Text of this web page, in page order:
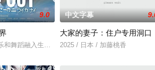
9.0
和舞蹈融入生活的冲绳。与母亲朱音、妹妹舞一
中文字幕
大家的妻子：住户专用洞口
2025 / 日本 / 加藤桃香